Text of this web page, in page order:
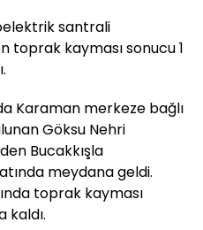
santrali
toprak kayması sonucu 1
Karaman merkeze bağlı
Göksu Nehri
Bucakkışla
meydana geldi.
toprak kayması
kaldı.